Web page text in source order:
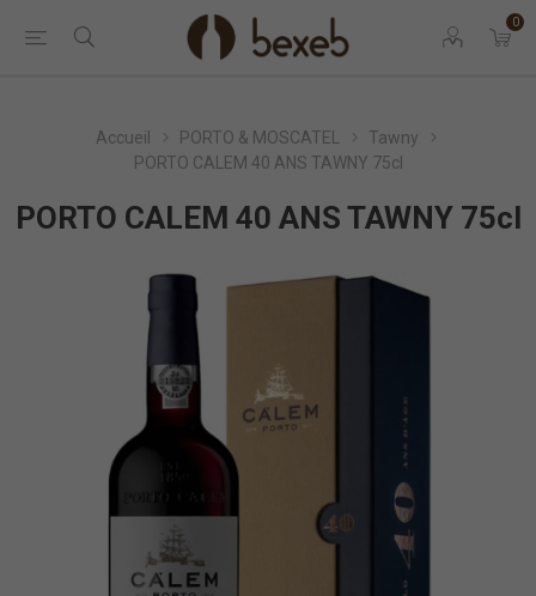
0
Accueil PORTO & MOSCATEL
Tawny
PORTO CALEM 40 ANS TAWNY 75cl
PORTO CALEM 40 ANS TAWNY 75cl